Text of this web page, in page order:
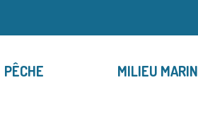
PÊCHE MILIEU MARIN